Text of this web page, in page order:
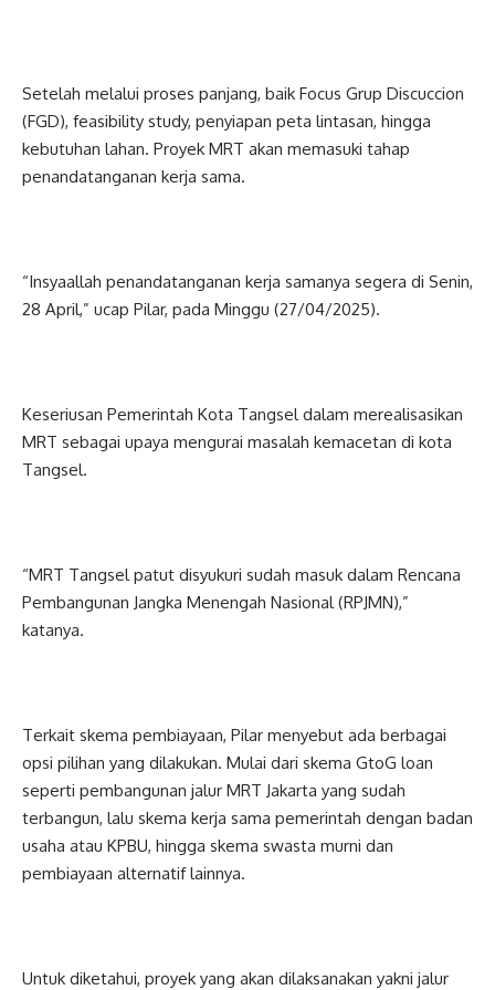
Setelah melalui proses panjang, baik Focus Grup Discuccion
(FGD), feasibility study, penyiapan peta lintasan, hingga
kebutuhan lahan. Proyek MRT akan memasuki tahap
penandatanganan kerja sama.
“Insyaallah penandatanganan kerja samanya segera di Senin,
28 April,” ucap Pilar, pada Minggu (27/04/2025).
Keseriusan Pemerintah Kota Tangsel dalam merealisasikan
MRT sebagai upaya mengurai masalah kemacetan di kota
Tangsel.
“MRT Tangsel patut disyukuri sudah masuk dalam Rencana
Pembangunan Jangka Menengah Nasional (RPJMN),”
katanya.
Terkait skema pembiayaan, Pilar menyebut ada berbagai
opsi pilihan yang dilakukan. Mulai dari skema GtoG loan
seperti pembangunan jalur MRT Jakarta yang sudah
terbangun, lalu skema kerja sama pemerintah dengan badan
usaha atau KPBU, hingga skema swasta murni dan
pembiayaan alternatif lainnya.
Untuk diketahui, proyek yang akan dilaksanakan yakni jalur